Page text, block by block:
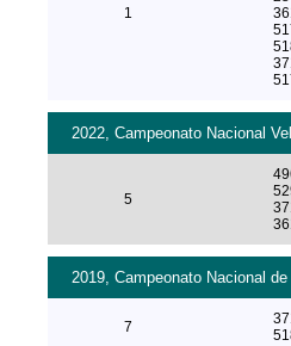
1
2022, Campeonato Nacional
5
2019, Campeonato Nacional
7